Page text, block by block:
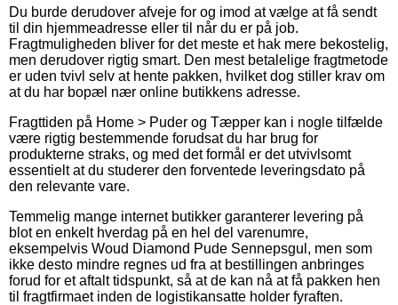
Du burde derudover afveje for og imod at vælge at få sendt
til din hjemmeadresse eller til når du er på job.
Fragtmuligheden bliver for det meste et hak mere bekostelig,
men derudover rigtig smart. Den mest betalelige fragtmetode
er uden tvivl selv at hente pakken, hvilket dog stiller krav om
at du har bopæl nær online butikkens adresse.
Fragttiden på Home > Puder og Tæpper kan i nogle tilfælde
være rigtig bestemmende forudsat du har brug for
produkterne straks, og med det formål er det utvivlsomt
essentielt at du studerer den forventede leveringsdato på
den relevante vare.
Temmelig mange internet butikker garanterer levering på
blot en enkelt hverdag på en hel del varenumre,
eksempelvis Woud Diamond Pude Sennepsgul, men som
ikke desto mindre regnes ud fra at bestillingen anbringes
forud for et aftalt tidspunkt, så at de kan nå at få pakken hen
til fragtfirmaet inden de logistikansatte holder fyraften.